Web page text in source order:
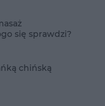
się sprawdzi?
chińską